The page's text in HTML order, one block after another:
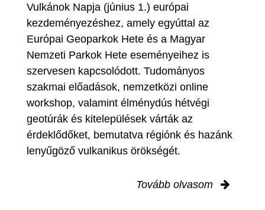
Vulkánok Napja (június 1.) európai
kezdeményezéshez, amely egyúttal az
Európai Geoparkok Hete és a Magyar
Nemzeti Parkok Hete eseményeihez is
szervesen kapcsolódott. Tudományos
szakmai előadások, nemzetközi online
workshop, valamint élménydús hétvégi
geotúrák és kitelepülések várták az
érdeklődőket, bemutatva régiónk és hazánk
lenyűgöző vulkanikus örökségét.
Tovább olvasom